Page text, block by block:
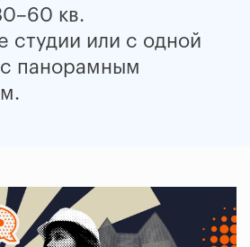
кв.
студии или с одной
панорамным